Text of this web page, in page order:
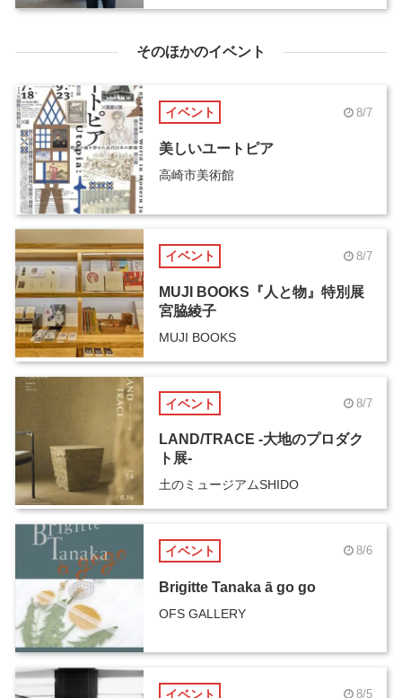
そのほかのイベント
イベント 8/7
美しいユートピア
高崎市美術館
イベント 8/7
MUJI BOOKS『人と物』特別展
宮脇綾子
MUJI BOOKS
イベント 8/7
LAND/TRACE -大地のプロダク
ト展-
土のミュージアムSHIDO
イベント 8/6
Brigitte Tanaka ā go go
OFS GALLERY
イベント 8/5